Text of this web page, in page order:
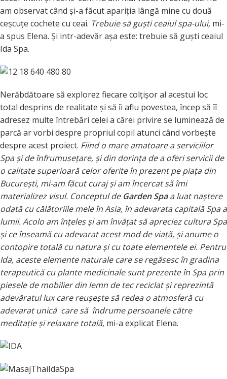
am observat când şi-a făcut apariţia lângă mine cu două
ceşcuţe cochete cu ceai. Trebuie să guşti ceaiul spa-ului, mi-
a spus Elena. Şi intr-adevăr aşa este: trebuie să guşti ceaiul
Ida Spa.
Nerăbdătoare să explorez fiecare colţişor al acestui loc
total desprins de realitate şi să îi aflu povestea, încep să îî
adresez multe întrebări celei a cărei privire se luminează de
parcă ar vorbi despre propriul copil atunci când vorbeşte
despre acest proiect. Fiind o mare amatoare a serviciilor
Spa şi de înfrumuseţare, şi din dorinţa de a oferi servicii de
o calitate superioară celor oferite în prezent pe piaţa din
Bucureşti, mi-am făcut curaj şi am încercat să îmi
materializez visul. Conceptul de Garden Spaa luat naştere
odată cu călătoriile mele în Asia, în adevarata capitală Spa a
lumii. Acolo am înţeles şi am învăţat să apreciez cultura Spa
şi ce înseamă cu adevarat acest mod de viaţă, şi anume o
contopire totală cu natura şi cu toate elementele ei. Pentru
Ida, aceste elemente naturale care se regăsesc în gradina
terapeutică cu plante medicinale sunt prezente în Spa prin
piesele de mobilier din lemn de tec reciclat şi reprezintă
adevăratul lux care reuşeşte să redea o atmosferă cu
adevarat unică care să îndrume persoanele către
meditaţie şi relaxare totală, mi-a explicat Elena.